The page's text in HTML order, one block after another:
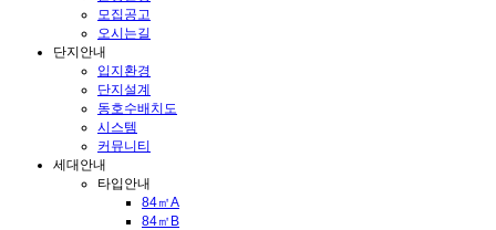
모집공고
오시는길
단지안내
입지환경
단지설계
동호수배치도
시스템
커뮤니티
세대안내
타입안내
84㎡A
84㎡B